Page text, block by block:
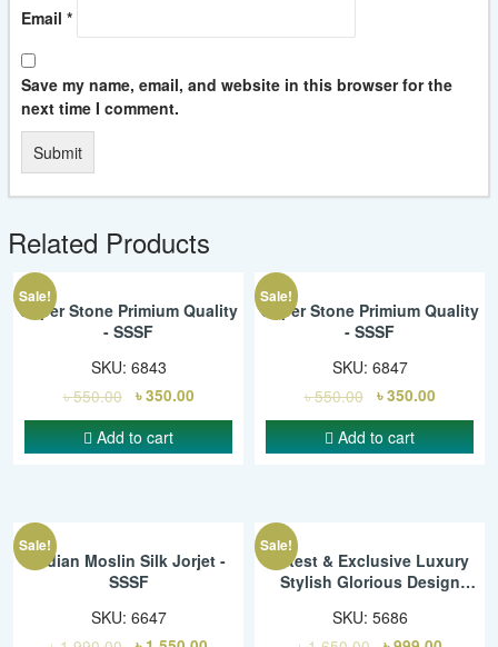
Email *
Save my name, email, and website in this browser for the
next time I comment.
Related Products
Sale!
Super Stone Primium Quality
- SSSF
SKU: 6843
৳550.00 ৳350.00
Add to cart
Sale!
Super Stone Primium Quality
- SSSF
SKU: 6847
৳550.00 ৳350.00
Add to cart
Sale!
Indian Moslin Silk Jorjet -
SSSF
SKU: 6647
Sale!
Latest & Exclusive Luxury
Stylish Glorious Design
Piece For Woman – SMC
SKU: 5686